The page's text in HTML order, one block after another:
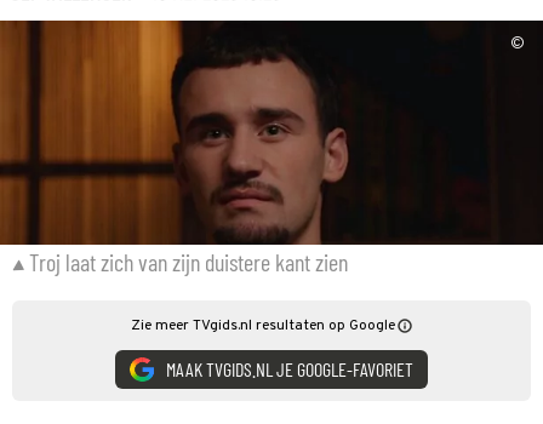
©
Troj laat zich van zijn duistere kant zien
Zie meer TVgids.nl resultaten op Google
MAAK TVGIDS.NL JE GOOGLE-FAVORIET